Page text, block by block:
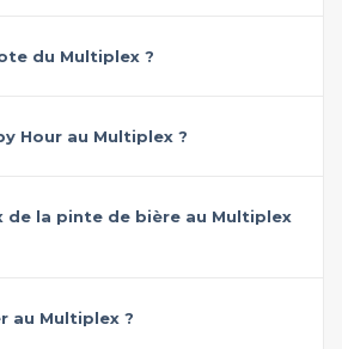
du Multiplex ?
Hour au Multiplex ?
de la pinte de bière au Multiplex
au Multiplex ?